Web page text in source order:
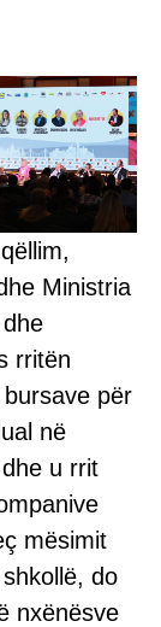
Ministria
rritën
për
në
u rrit
mësimit
do
nxënësve